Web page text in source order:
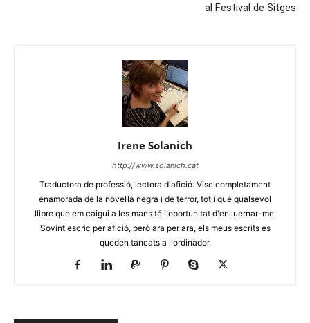
al Festival de Sitges
Irene Solanich
http://www.solanich.cat
Traductora de professió, lectora d'afició. Visc completament
enamorada de la novel·la negra i de terror, tot i que qualsevol
llibre que em caigui a les mans té l'oportunitat d'enlluernar-me.
Sovint escric per afició, però ara per ara, els meus escrits es
queden tancats a l'ordinador.